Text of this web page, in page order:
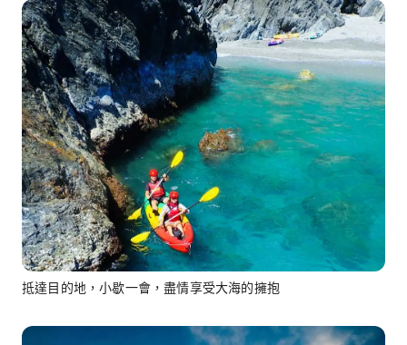
抵達目的地，小歇一會，盡情享受大海的擁抱